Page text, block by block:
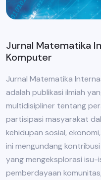
Jurnal Matematika
Komputer
Jurnal Matematika
adalah publikasi ilmiah
multidisipliner tentang
partisipasi masyarakat
kehidupan sosial,
ini mengundang
yang mengeksplorasi
pemberdayaan